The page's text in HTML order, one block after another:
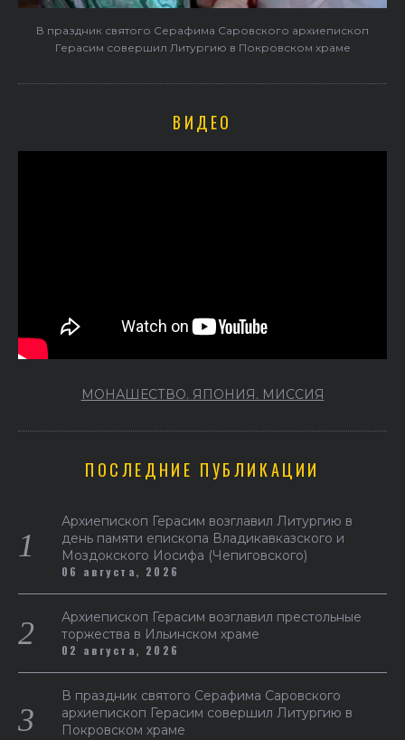
В праздник святого Серафима Саровского архиепископ
Герасим совершил Литургию в Покровском храме
ВИДЕО
МОНАШЕСТВО. ЯПОНИЯ. МИССИЯ
ПОСЛЕДНИЕ ПУБЛИКАЦИИ
Архиепископ Герасим возглавил Литургию в
день памяти епископа Владикавказского и
Моздокского Иосифа (Чепиговского)
06 августа, 2026
Архиепископ Герасим возглавил престольные
торжества в Ильинском храме
02 августа, 2026
В праздник святого Серафима Саровского
архиепископ Герасим совершил Литургию в
Покровском храме